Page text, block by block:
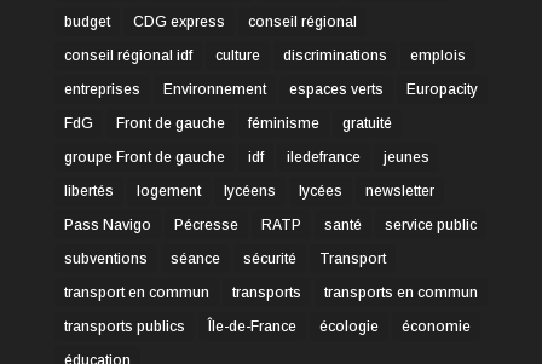
budget
CDG express
conseil régional
conseil régional idf
culture discriminations
emplois
entreprises
Environnement espaces verts
Europacity
FdG
Front de gauche féminisme
gratuité
groupe Front de gauche
idf iledefrance
jeunes
libertés
logement lycéens lycées
newsletter
Pass Navigo
Pécresse RATP santé
service public
subventions
séance sécurité
Transport
transport en commun
transports
transports en commun
transports publics
Île-de-France écologie
économie